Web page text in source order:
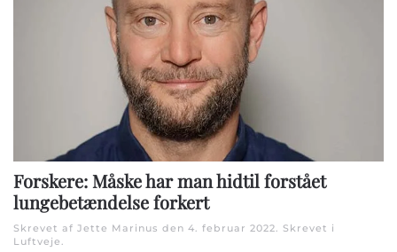
Forskere: Måske har man hidtil forstået
lungebetændelse forkert
Skrevet af Jette Marinus den 4. februar 2022. Skrevet i
Luftveje.